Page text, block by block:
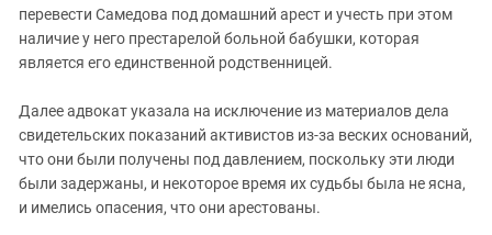
перевести Самедова под домашний арест и учесть при этом
наличие у него престарелой больной бабушки, которая
является его единственной родственницей.
Далее адвокат указала на исключение из материалов дела
свидетельских показаний активистов из-за веских оснований,
что они были получены под давлением, поскольку эти люди
были задержаны, и некоторое время их судьбы была не ясна,
и имелись опасения, что они арестованы.